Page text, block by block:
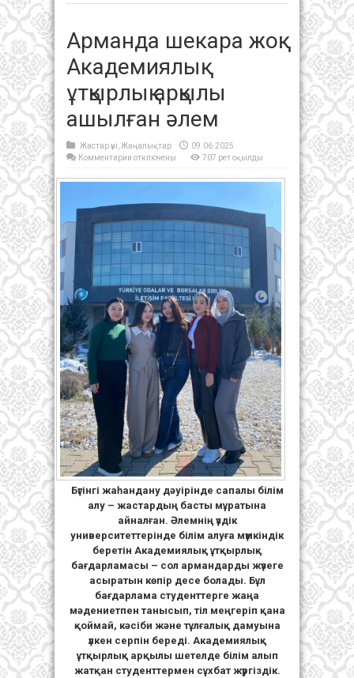
Арманда шекара жоқ:
Академиялық
ұтқырлық арқылы
ашылған әлем
Жастар үні Жаңалықтар
09.06.2025
Комментарии к
шекара
арқылы
отключены 707 рет оқылды
Бүгінгі жаһандану дәуірінде сапалы білім
алу – жастардың басты мұратына
айналған. Әлемнің үздік
университеттерінде білім алуға мүмкіндік
беретін Академиялық ұтқырлық
бағдарламасы – сол армандарды жүзеге
асыратын көпір десе болады. Бұл
бағдарлама студенттерге жаңа
мәдениетпен танысып, тіл меңгеріп қана
қоймай, кәсіби және тұлғалық дамуына
үлкен серпін береді. Академиялық
ұтқырлық арқылы шетелде білім алып
жатқан студенттермен сұхбат жүргіздік.